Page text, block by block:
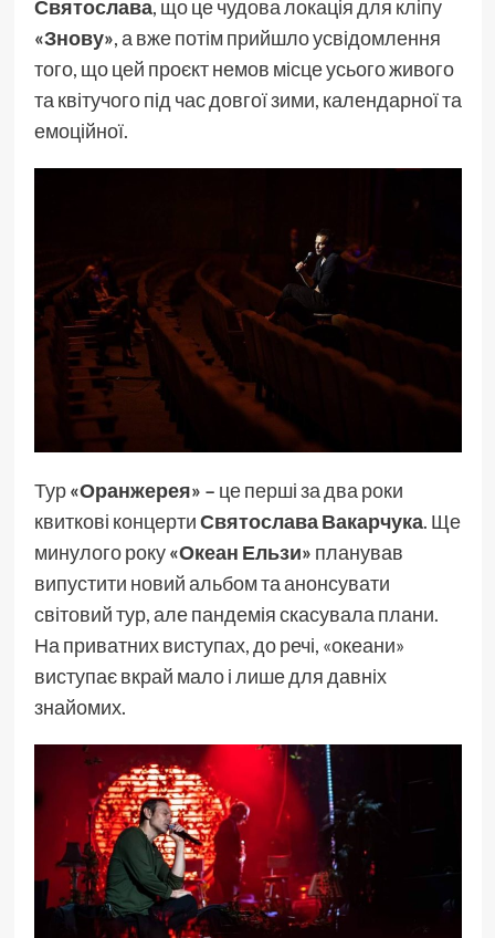
Святослава, що це чудова локація для кліпу
«Знову», а вже потім прийшло усвідомлення
того, що цей проєкт немов місце усього живого
та квітучого під час довгої зими, календарної та
емоційної.
Тур«Оранжерея» – це перші за два роки
квиткові концертиСвятослава Вакарчука. Ще
минулого року«Океан Ельзи» планував
випустити новий альбом та анонсувати
світовий тур, але пандемія скасувала плани.
На приватних виступах, до речі, «океани»
виступає вкрай мало і лише для давніх
знайомих.